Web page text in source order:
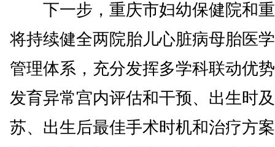
下一步，重庆市妇幼保健院和重
将持续健全两院胎儿心脏病母胎医
管理体系，充分发挥多学科联动优
发育异常宫内评估和干预、出生时
苏、出生后最佳手术时机和治疗方